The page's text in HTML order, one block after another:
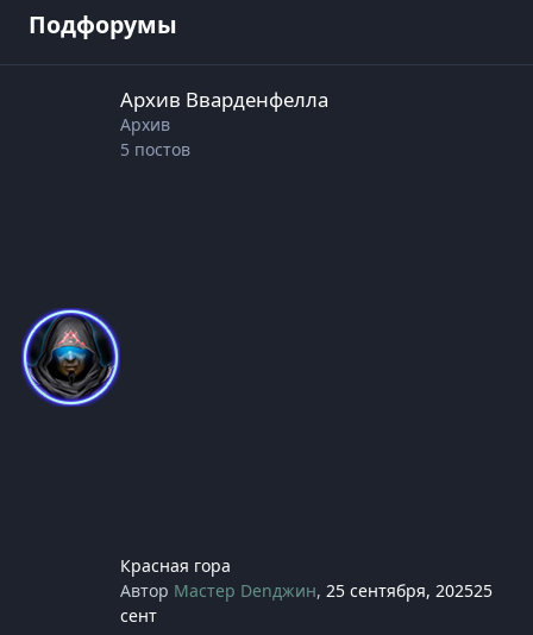
Подфорумы
Архив Вварденфелла
Архив
5 постов
Красная гора
Автор Мастер Denджин,25 сентября, 202525
сент